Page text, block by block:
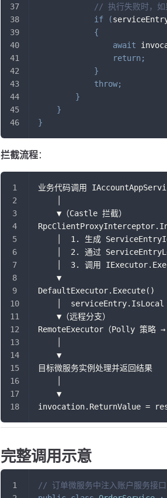
// 执行失败时，
if
(
{
await
return;
}
throw;
}
}
}
拦截流程：
业务代码调用
    ▼（Castle 拦截）
│  1. 生成
│  2. 通过
│  3. 调用
    ▼
DefaultExecutor.Execute()
│  serviceEntry.IsLocal
    ▼（远程分支）
RemoteExecutor（Polly 策略
    ▼
目标微服务实例处理并返回结果
    ▼
invocation.ReturnValue =
完整调用示意
// 订单微服务中注入账户服务接口